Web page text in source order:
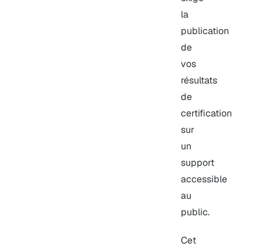
la
publication
de
vos
résultats
de
certification
sur
un
support
accessible
au
public.
Cet